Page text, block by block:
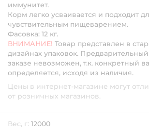
иммунитет.
Корм легко усваивается и подходит
чувствительным пищеварением.
Фасовка: 12 кг.
ВНИМАНИЕ! Товар представлен в
дизайнах упаковок.
заказе невозможен, т.к. конкретный
определяется, исходя из наличия.
Цены в интернет-магазине могут
от розничных магазинов.
Вес, г: 12000